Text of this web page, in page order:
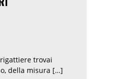
trovai
della misura […]